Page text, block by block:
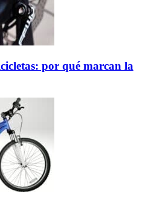
por qué marcan la